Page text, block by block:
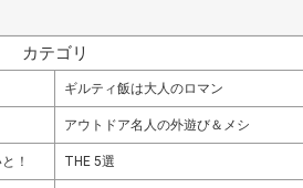
カテゴリ
ギルティ飯は大人のロマン
アウトドア名人の外遊び＆メシ
！ THE 5選